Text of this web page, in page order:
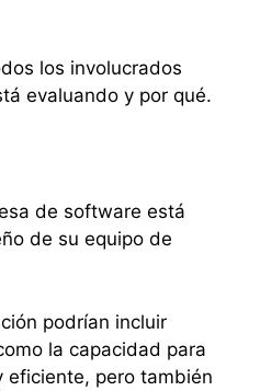
los involucrados
evaluando y por qué.
de software está
de su equipo de
podrían incluir
la capacidad para
eficiente, pero también